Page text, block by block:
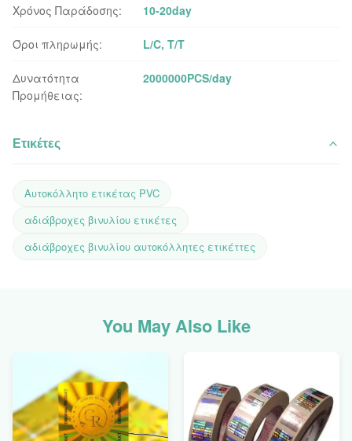
Χρόνος Παράδοσης: 10-20day
Όροι πληρωμής: L/C, T/T
Δυνατότητα
Προμήθειας:
2000000PCS/day
Ετικέτες
Αυτοκόλλητο ετικέτας PVC
αδιάβροχες βινυλίου ετικέτες
αδιάβροχες βινυλίου αυτοκόλλητες ετικέττες
You May Also Like